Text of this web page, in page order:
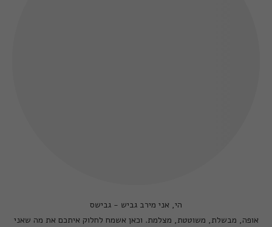
הי, אני מירב גביש - גבישס
אופה, מבשלת, משוטטת, מצלמת. וכאן אשמח לחלוק איתכם את מה שאני